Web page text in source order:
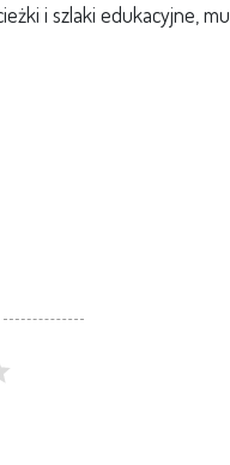
i szlaki edukacyjne,